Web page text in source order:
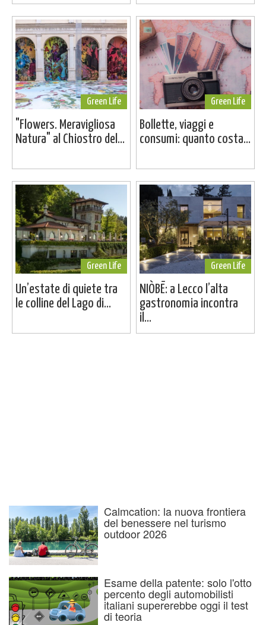
Green Life
"Flowers. Meravigliosa
Natura" al Chiostro del...
Green Life
Bollette, viaggi e
consumi: quanto costa...
Green Life
Un’estate di quiete tra
le colline del Lago di...
Green Life
NIÒBĒ: a Lecco l’alta
gastronomia incontra
il...
Calmcation: la nuova frontiera
del benessere nel turismo
outdoor 2026
Esame della patente: solo l'otto
percento degli automobilisti
italiani supererebbe oggi il test
di teoria